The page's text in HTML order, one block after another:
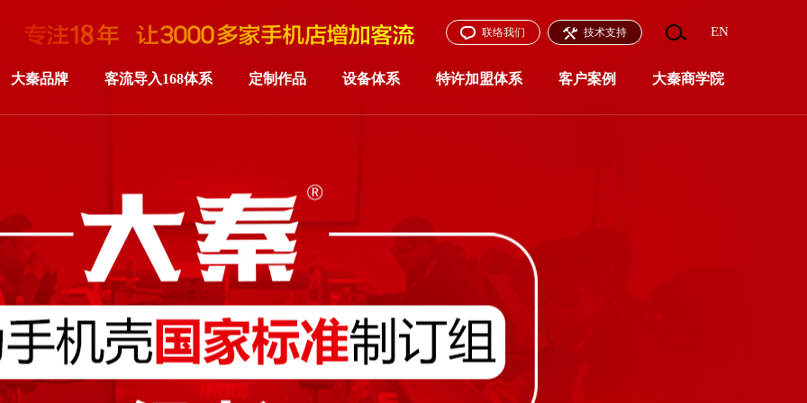
联络我们 技术支持 EN
大秦品牌 客流导入168体系 定制作品 设备体系 特许加盟体系 客户案例 大秦商学院